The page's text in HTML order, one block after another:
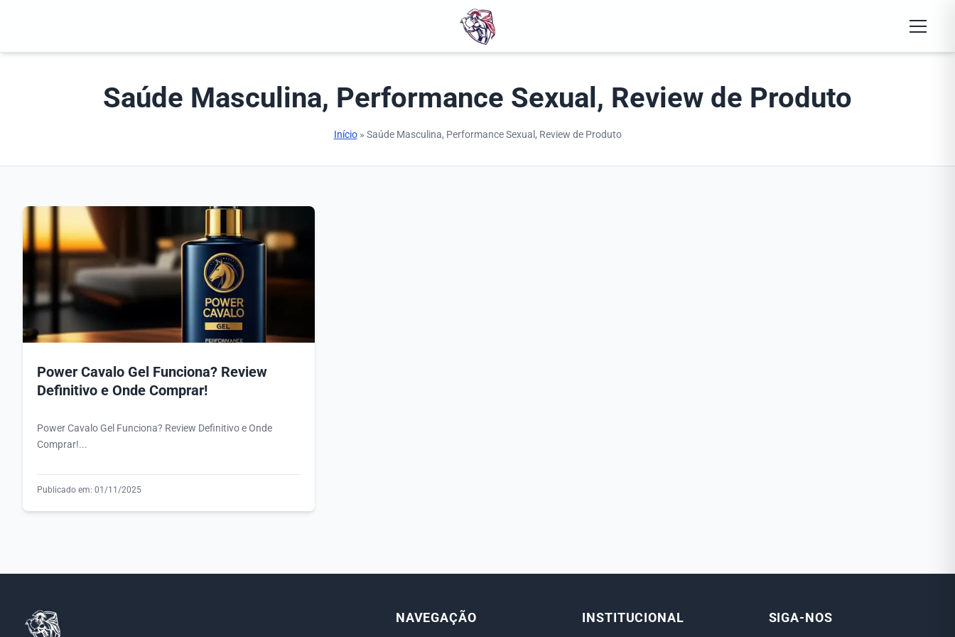
Abrir
Saúde Masculina, Performance Sexual, Review de Produto
Início» Saúde Masculina, Performance Sexual, Review de Produto
Power Cavalo Gel Funciona? Review
Definitivo e Onde Comprar!
Power Cavalo Gel Funciona? Review Definitivo e Onde
Comprar!...
Publicado em: 01/11/2025
NAVEGAÇÃO INSTITUCIONAL SIGA-NOS